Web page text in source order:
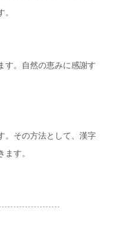
す。自然の恵みに感謝す
。その方法として、漢字
す。